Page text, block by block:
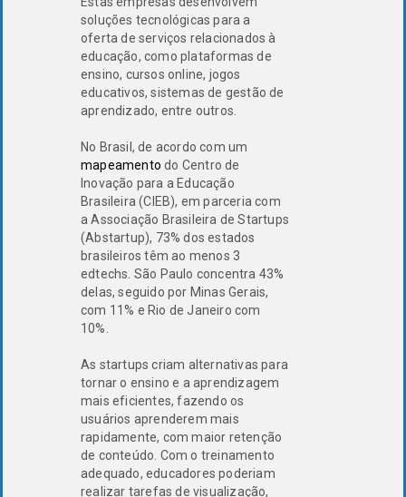
soluções tecnológicas para a
oferta de serviços relacionados à
educação, como plataformas de
ensino, cursos online, jogos
educativos, sistemas de gestão de
aprendizado, entre outros.
No Brasil, de acordo com um
mapeamento do Centro de
Inovação para a Educação
Brasileira (CIEB), em parceria com
a Associação Brasileira de Startups
(Abstartup), 73% dos estados
brasileiros têm ao menos 3
edtechs. São Paulo concentra 43%
delas, seguido por Minas Gerais,
com 11% e Rio de Janeiro com
10%.
As startups criam alternativas para
tornar o ensino e a aprendizagem
mais eficientes, fazendo os
usuários aprenderem mais
rapidamente, com maior retenção
de conteúdo. Com o treinamento
adequado, educadores poderiam
realizar tarefas de visualização,